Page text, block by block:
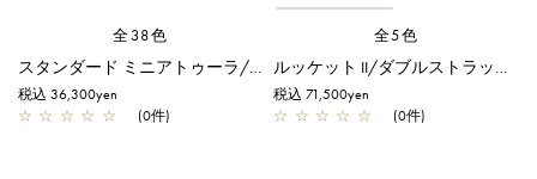
全38色
スタンダード ミニアトゥーラ/ロート アルボルド
税込 36,300yen
☆ ☆ ☆ ☆ ☆ (0件)
全5色
ルッケット II/ダブルストラップ/ホワイト
税込 71,500yen
☆ ☆ ☆ ☆ ☆ (0件)